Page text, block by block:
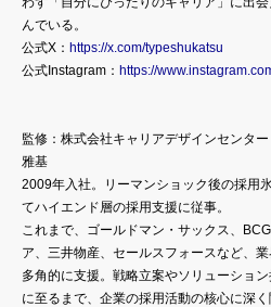
んでいる。
公式X： https://x.com/typeshukatsu
公式Instagram： https://
監修：株式会社キャリアデザインセンタ
雅基
2009年入社。リーマンショック後の採用
てハイエンド層の採用支援に従事。
これまで、ゴールドマン・サックス、
ア、三井物産、セールスフォースなど、
多角的に支援。戦略立案やソリューショ
に至るまで、企業の採用活動の核心に深